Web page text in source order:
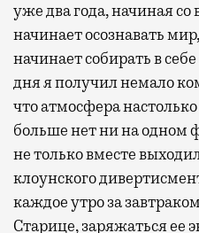
уже два года, начиная со
начинает осознавать
начинает собирать в
дня я получил немало
что атмосфера
больше нет ни на одном
не только вместе
клоунского
каждое утро за
Старице, заряжаться ее